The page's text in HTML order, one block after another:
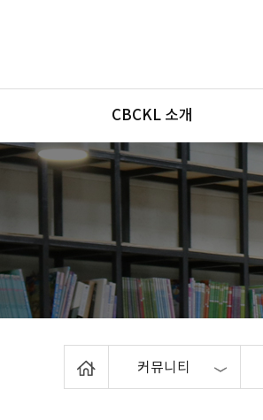
메뉴
CBCKL 소개
커뮤니티